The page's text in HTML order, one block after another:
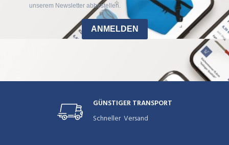
unserem Newsletter abbestellen.
ANMELDEN
GÜNSTIGER TRANSPORT
Schneller Versand